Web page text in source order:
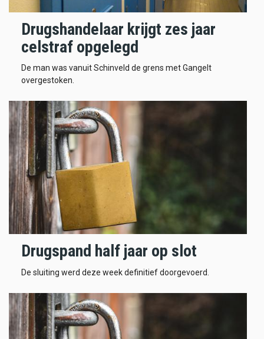
Drugshandelaar krijgt zes jaar
celstraf opgelegd
De man was vanuit Schinveld de grens met Gangelt
overgestoken.
Drugspand half jaar op slot
De sluiting werd deze week definitief doorgevoerd.